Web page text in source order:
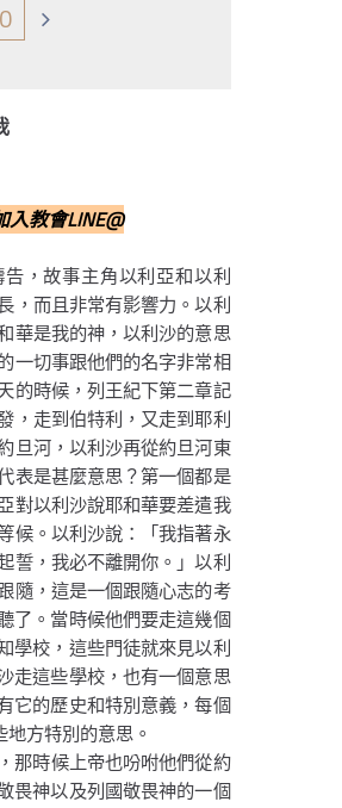
教會LINE@
，故事主角以利亞和以利
，而且非常有影響力。以利
華是我的神，以利沙的意思
一切事跟他們的名字非常相
的時候，列王紀下第二章記
，走到伯特利，又走到耶利
旦河，以利沙再從約旦河東
表是甚麼意思？第一個都是
對以利沙說耶和華要差遣我
候。以利沙說：「我指著永
誓，我必不離開你。」以利
隨，這是一個跟隨心志的考
了。當時候他們要走這幾個
學校，這些門徒就來見以利
走這些學校，也有一個意思
它的歷史和特別意義，每個
方特別的意思。
那時候上帝也吩咐他們從約
畏神以及列國敬畏神的一個